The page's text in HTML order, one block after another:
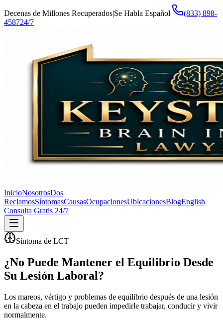
Decenas de Millones Recuperados|Se Habla Español|
(833) 898-
458724/7
InicioNosotrosDos
ReclamosSíntomasCausasOcupacionesUbicacionesBlogEnglish
Consulta Gratis 24/7
Síntoma de LCT
¿No Puede Mantener el Equilibrio Desde
Su Lesión Laboral?
Los mareos, vértigo y problemas de equilibrio después de una lesión
en la cabeza en el trabajo pueden impedirle trabajar, conducir y vivir
normalmente.